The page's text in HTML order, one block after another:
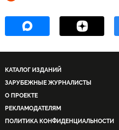
КАТАЛОГ ИЗДАНИЙ
ЗАРУБЕЖНЫЕ ЖУРНАЛИСТЫ
О ПРОЕКТЕ
РЕКЛАМОДАТЕЛЯМ
ПОЛИТИКА КОНФИДЕНЦИАЛЬНОСТИ